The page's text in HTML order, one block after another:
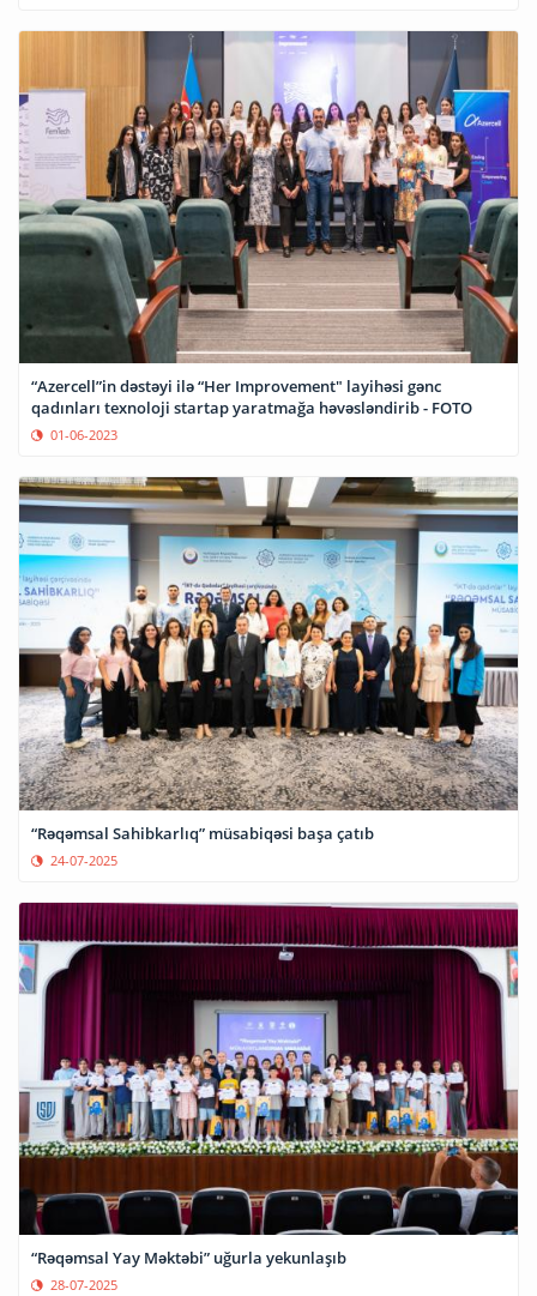
“Azercell”in dəstəyi ilə “Her Improvement" layihəsi gənc
qadınları texnoloji startap yaratmağa həvəsləndirib - FOTO
01-06-2023
“Rəqəmsal Sahibkarlıq” müsabiqəsi başa çatıb
24-07-2025
“Rəqəmsal Yay Məktəbi” uğurla yekunlaşıb
28-07-2025